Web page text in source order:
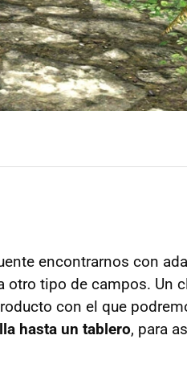
encontrarnos con
otro tipo de campos. Un
con el que
hasta un tablero, para